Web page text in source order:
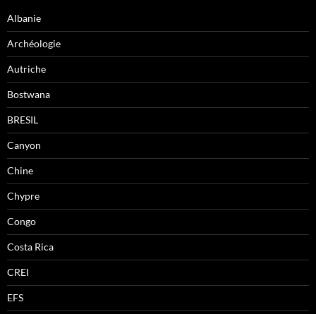
Albanie
Archéologie
Autriche
Bostwana
BRESIL
Canyon
Chine
Chypre
Congo
Costa Rica
CREI
EFS